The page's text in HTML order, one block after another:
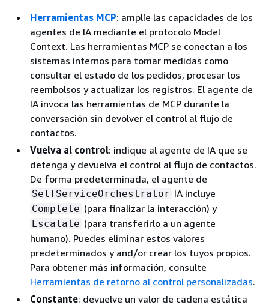
Herramientas MCP: amplíe las capacidades de los
agentes de IA mediante el protocolo Model
Context. Las herramientas MCP se conectan a los
sistemas internos para tomar medidas como
consultar el estado de los pedidos, procesar los
reembolsos y actualizar los registros. El agente de
IA invoca las herramientas de MCP durante la
conversación sin devolver el control al flujo de
contactos.
Vuelva al control: indique al agente de IA que se
detenga y devuelva el control al flujo de contactos.
De forma predeterminada, el agente de
SelfServiceOrchestrator IA incluye
Complete (para finalizar la interacción) y
Escalate (para transferirlo a un agente
humano). Puedes eliminar estos valores
predeterminados y and/or crear los tuyos propios.
Para obtener más información, consulte
Herramientas de retorno al control personalizadas.
Constante: devuelve un valor de cadena estática